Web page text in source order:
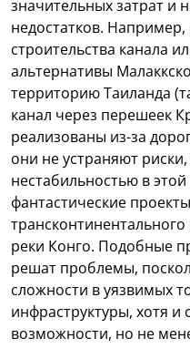
значительных затрат и
недостатков.
строительства канала
альтернативы
территорию Таиланда
канал через перешеек
реализованы из-за
они не устраняют
нестабильностью в
фантастические
реки Конго. Подобные
решат проблемы,
сложности в уязвимых
инфраструктуры, хотя
возможности, но не